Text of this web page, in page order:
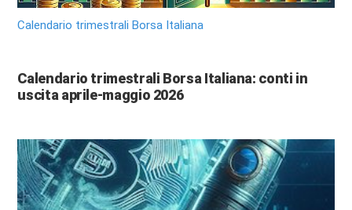
Calendario trimestrali Borsa Italiana
Calendario trimestrali Borsa Italiana: conti in
uscita aprile-maggio 2026